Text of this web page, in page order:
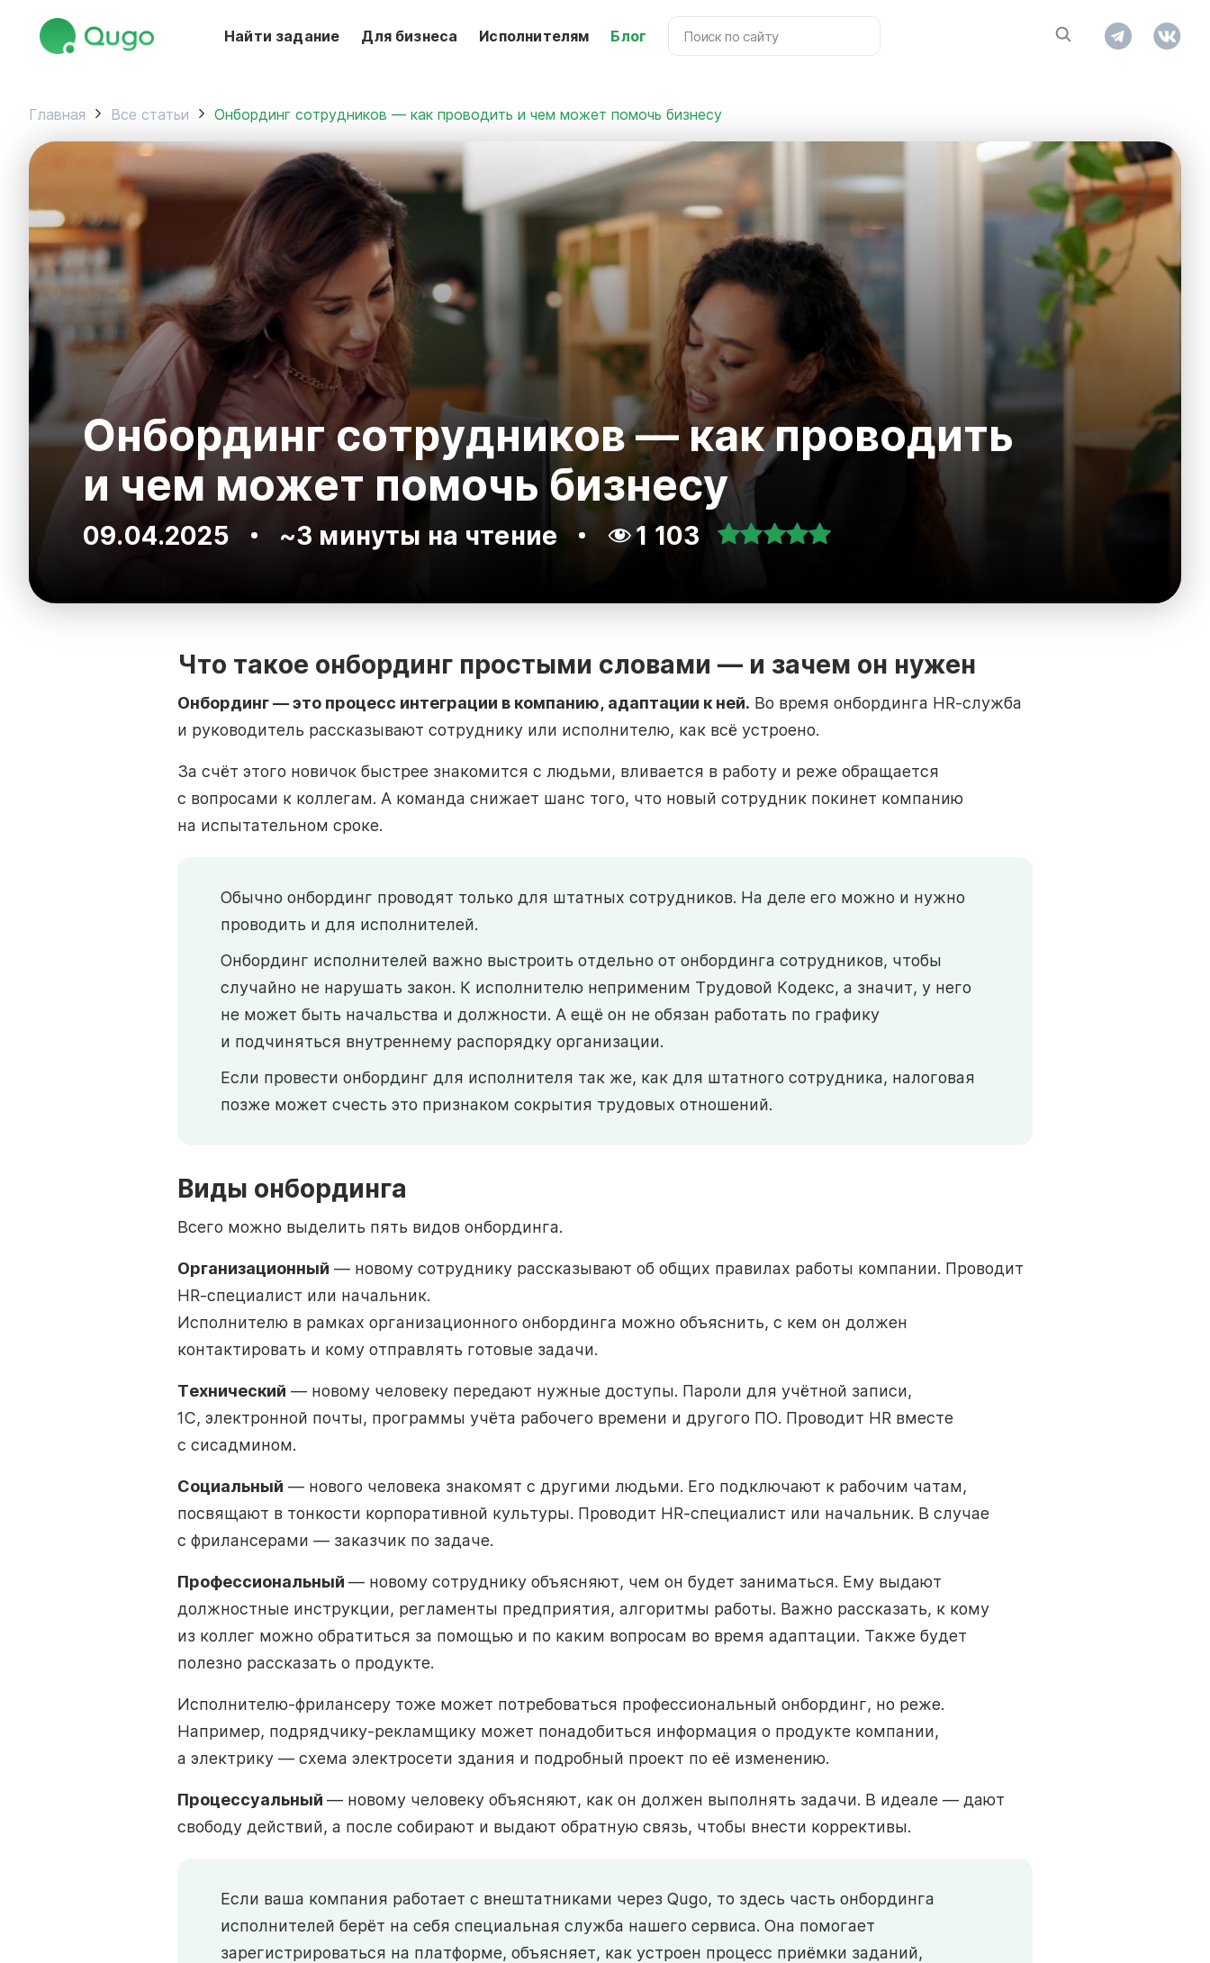
Найти задание Для бизнеса Исполнителям Блог
Главная Все статьи Онбординг сотрудников — как проводить и чем может помочь бизнесу
Онбординг сотрудников — как проводить
и чем может помочь бизнесу
09.04.2025 ~3 минуты на чтение 1 103
Что такое онбординг простыми словами — и зачем он нужен
Онбординг — это процесс интеграции в компанию, адаптации к ней. Во время онбординга HR-служба
и руководитель рассказывают сотруднику или исполнителю, как всё устроено.
За счёт этого новичок быстрее знакомится с людьми, вливается в работу и реже обращается
с вопросами к коллегам. А команда снижает шанс того, что новый сотрудник покинет компанию
на испытательном сроке.
Обычно онбординг проводят только для штатных сотрудников. На деле его можно и нужно
проводить и для исполнителей.
Онбординг исполнителей важно выстроить отдельно от онбординга сотрудников, чтобы
случайно не нарушать закон. К исполнителю неприменим Трудовой Кодекс, а значит, у него
не может быть начальства и должности. А ещё он не обязан работать по графику
и подчиняться внутреннему распорядку организации.
Если провести онбординг для исполнителя так же, как для штатного сотрудника, налоговая
позже может счесть это признаком сокрытия трудовых отношений.
Виды онбординга
Всего можно выделить пять видов онбординга.
Организационный — новому сотруднику рассказывают об общих правилах работы компании. Проводит
HR-специалист или начальник.
Исполнителю в рамках организационного онбординга можно объяснить, с кем он должен
контактировать и кому отправлять готовые задачи.
Технический — новому человеку передают нужные доступы. Пароли для учётной записи,
1С, электронной почты, программы учёта рабочего времени и другого ПО. Проводит HR вместе
с сисадмином.
Социальный — нового человека знакомят с другими людьми. Его подключают к рабочим чатам,
посвящают в тонкости корпоративной культуры. Проводит HR-специалист или начальник. В случае
с фрилансерами — заказчик по задаче.
Профессиональный — новому сотруднику объясняют, чем он будет заниматься. Ему выдают
должностные инструкции, регламенты предприятия, алгоритмы работы. Важно рассказать, к кому
из коллег можно обратиться за помощью и по каким вопросам во время адаптации. Также будет
полезно рассказать о продукте.
Исполнителю-фрилансеру тоже может потребоваться профессиональный онбординг, но реже.
Например, подрядчику-рекламщику может понадобиться информация о продукте компании,
а электрику — схема электросети здания и подробный проект по её изменению.
Процессуальный — новому человеку объясняют, как он должен выполнять задачи. В идеале — дают
свободу действий, а после собирают и выдают обратную связь, чтобы внести коррективы.
Если ваша компания работает с внештатниками через Qugo, то здесь часть онбординга
исполнителей берёт на себя специальная служба нашего сервиса. Она помогает
зарегистрироваться на платформе, объясняет, как устроен процесс приёмки заданий,